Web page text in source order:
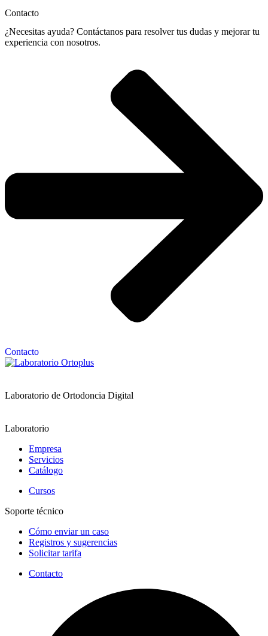
Contacto
¿Necesitas ayuda? Contáctanos para resolver tus dudas y mejorar tu
experiencia con nosotros.
Contacto
Laboratorio de Ortodoncia Digital
Laboratorio
Empresa
Servicios
Catálogo
Cursos
Soporte técnico
Cómo enviar un caso
Registros y sugerencias
Solicitar tarifa
Contacto